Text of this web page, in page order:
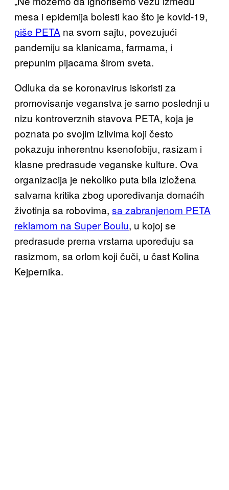
mesa i epidemija bolesti kao što je kovid-19,
piše PETA na svom sajtu, povezujući
pandemiju sa klanicama, farmama, i
prepunim pijacama širom sveta.
Odluka da se koronavirus iskoristi za
promovisanje veganstva je samo poslednji u
nizu kontroverznih stavova PETA, koja je
poznata po svojim izlivima koji često
pokazuju inherentnu ksenofobiju, rasizam i
klasne predrasude veganske kulture. Ova
organizacija je nekoliko puta bila izložena
salvama kritika zbog upoređivanja domaćih
životinja sa robovima, sa zabranjenom PETA
reklamom na Super Boulu, u kojoj se
predrasude prema vrstama upoređuju sa
rasizmom, sa orlom koji čuči, u čast Kolina
Kejpernika.